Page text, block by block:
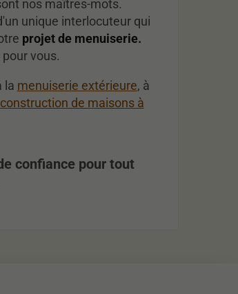
nos maîtres-mots.
unique interlocuteur qui
projet de menuiserie.
vous.
la menuiserie extérieure, à
construction de maisons à
confiance pour tout